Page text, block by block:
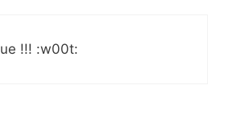
!!! :w00t: